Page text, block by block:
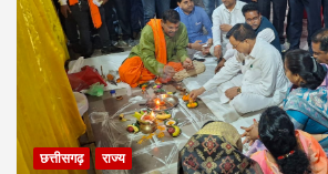
छत्तीसगढ़ राज्य